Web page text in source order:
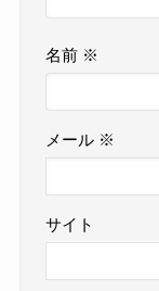
名前 ※
メール ※
サイト